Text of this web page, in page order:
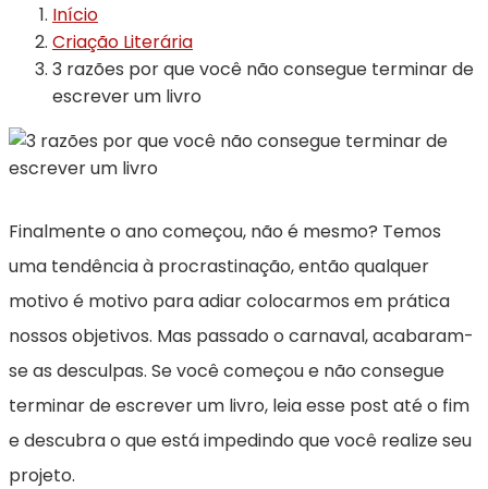
Início
Criação Literária
3 razões por que você não consegue terminar de
escrever um livro
Finalmente o ano começou, não é mesmo? Temos
uma tendência à procrastinação, então qualquer
motivo é motivo para adiar colocarmos em prática
nossos objetivos. Mas passado o carnaval, acabaram-
se as desculpas. Se você começou e não consegue
terminar de escrever um livro, leia esse post até o fim
e descubra o que está impedindo que você realize seu
projeto.